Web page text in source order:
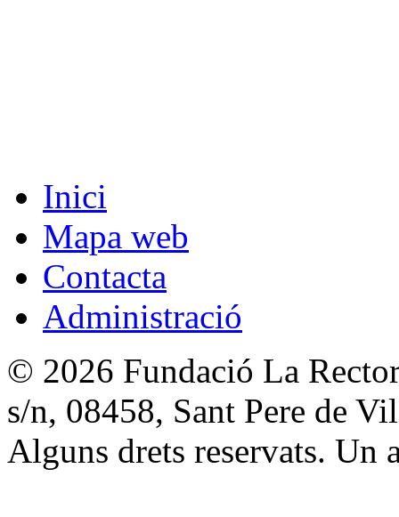
Inici
Mapa web
Contacta
Administració
© 2026 Fundació La
s/n, 08458, Sant Pere de
Alguns drets reservats. Un